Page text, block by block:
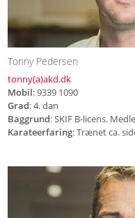
Tonny Pedersen
tonny(a)akd.dk
Mobil: 9339 1090
Grad: 4. dan
Baggrund: SKIF B-licens.
Karateerfaring: Trænet ca.